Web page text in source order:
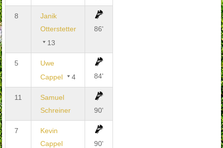
8
Janik
Otterstetter
13
86'
5
Uwe
Cappel
4 84'
11
Samuel
Schreiner
90'
7
Kevin
Cappel
90'